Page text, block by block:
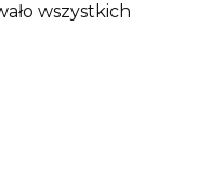
wszystkich